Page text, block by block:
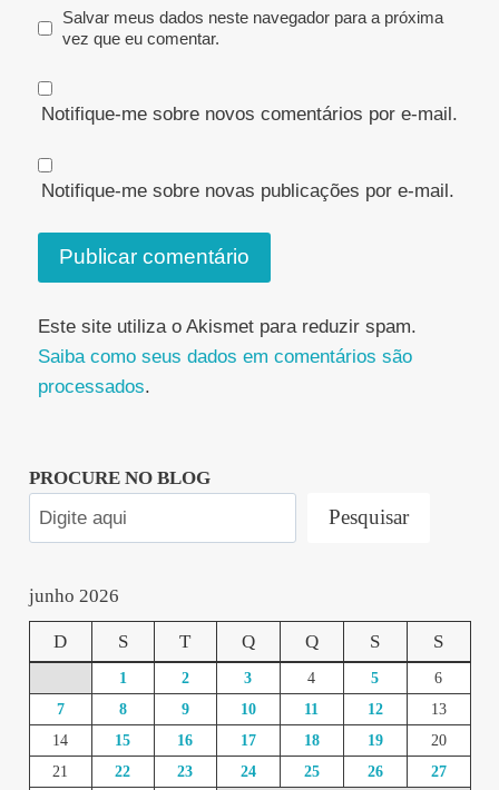
Salvar meus dados neste navegador para a próxima
vez que eu comentar.
Notifique-me sobre novos comentários por e-mail.
Notifique-me sobre novas publicações por e-mail.
Este site utiliza o Akismet para reduzir spam.
Saiba como seus dados em comentários são
processados.
PROCURE NO BLOG
Pesquisar
junho 2026
D S T Q Q S S
1 2 3 4 5
6
7
8 9 10 11 12
13
14
15 16 17 18 19
20
21
22 23 24 25 26
27